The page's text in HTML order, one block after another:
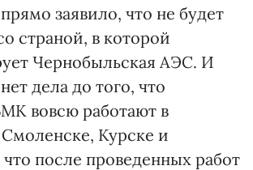
заявило, что не будет
страной, в которой
Чернобыльская АЭС. И
дела до того, что
вовсю работают в
Курске и
после проведенных работ